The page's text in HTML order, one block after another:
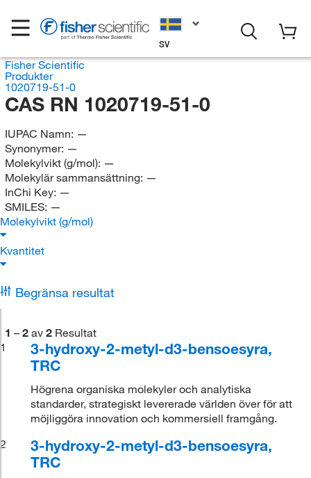
SV
Fisher Scientific
Produkter
1020719-51-0
CAS RN 1020719-51-0
IUPAC Namn: —
Synonymer: —
Molekylvikt (g/mol): —
Molekylär sammansättning: —
InChi Key: —
SMILES: —
Molekylvikt (g/mol)
Kvantitet
Begränsa resultat
1 – 2 av 2 Resultat
1
3-hydroxy-2-metyl-d3-bensoesyra,
TRC
Högrena organiska molekyler och analytiska
standarder, strategiskt levererade världen över för att
möjliggöra innovation och kommersiell framgång.
2
3-hydroxy-2-metyl-d3-bensoesyra,
TRC